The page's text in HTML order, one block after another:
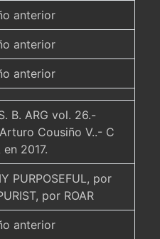
anterior
anterior
anterior
B. ARG vol. 26.-
Cousiño V..- C
2017.
PURPOSEFUL, por
por ROAR
anterior